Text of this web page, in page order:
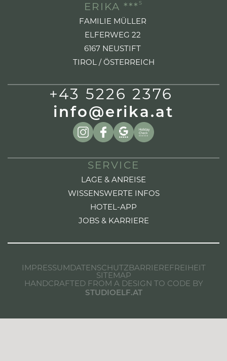
ERIKA *** S
FAMILIE MÜLLER
ELFERWEG 22
6167 NEUSTIFT
TIROL / ÖSTERREICH
+43 5226 2376
info@erika.at
SERVICE
LAGE & ANREISE
WISSENSWERTE INFOS
HOTEL-APP
JOBS & KARRIERE
IMPRESSUMDATENSCHUTZBARRIEREFREIHEIT
SITEMAP
HANDCRAFTED FROM A DESIGN TO CODE BY
STUDIOELF.AT